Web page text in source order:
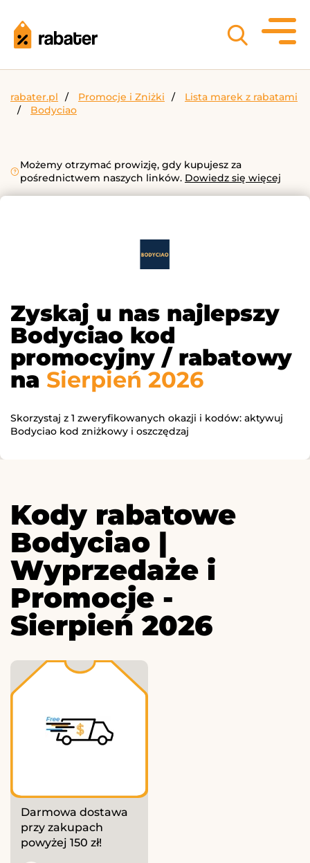
rabater.pl Promocje i Zniżki
Lista marek z rabatami
Bodyciao
Możemy otrzymać prowizję, gdy kupujesz za
pośrednictwem naszych linków. Dowiedz się więcej
Zyskaj u nas najlepszy
Bodyciao kod
promocyjny / rabatowy
na Sierpień 2026
Skorzystaj z 1 zweryfikowanych okazji i kodów: aktywuj
Bodyciao kod zniżkowy i oszczędzaj
Kody rabatowe
Bodyciao |
Wyprzedaże i
Promocje -
Sierpień 2026
Darmowa dostawa
przy zakupach
powyżej 150 zł!